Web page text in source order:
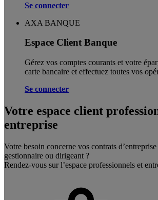
Se connecter
AXA BANQUE
Espace Client Banque
Gérez vos comptes courants et votre
carte bancaire et effectuez toutes vos
Se connecter
Votre espace client
entreprise
Votre besoin concerne vos contrats
gestionnaire ou dirigeant ?
Rendez-vous sur l’espace professionnels et